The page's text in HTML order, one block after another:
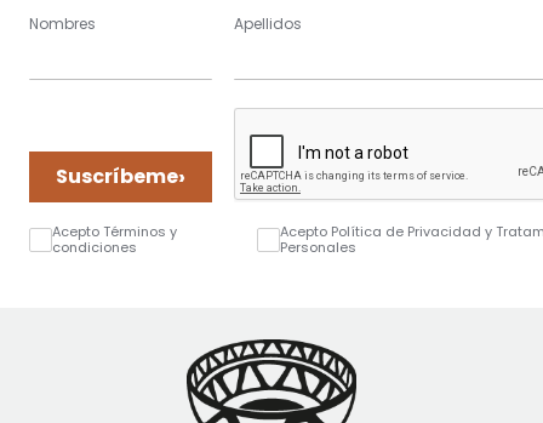
Nombres Apellidos
Suscríbeme›
Acepto Términos y
condiciones
Acepto Política de Privacidad y
Personales